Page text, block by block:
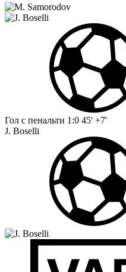
Гол с пенальти 1:0 45' +7'
J. Boselli